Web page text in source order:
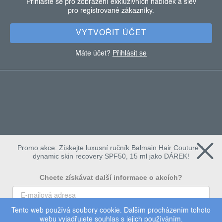
Tento web používá soubory cookie. Dalším procházením tohoto
webu vyjadřujete souhlas s jejich používáním.
Přihlaste se pro zobrazení exkluzivních nabídek a slev
pro registrované zákazníky.
VYTVOŘIT ÚČET
Máte účet? Přihlásit se
Promo akce: Získejte luxusní ručník Balmain Hair Couture +
dynamic skin recovery SPF50, 15 ml jako DÁREK!
Chcete získávat další informace o akcích?
To chci